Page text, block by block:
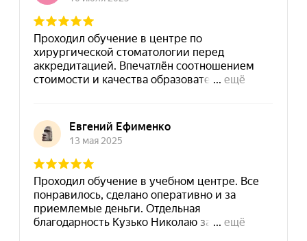
Город Москва, ул. Кусковская, д. 20А
info@dpomart.ru
8 (495) 532-73-24